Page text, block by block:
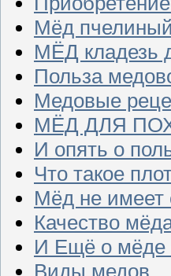
Мёд пчелиный
МЁД кладезь
Польза
Медовые
МЁД ДЛЯ
И опять о
Что такое
Мёд не имеет
Качество
И Ещё о мёде
Виды медов